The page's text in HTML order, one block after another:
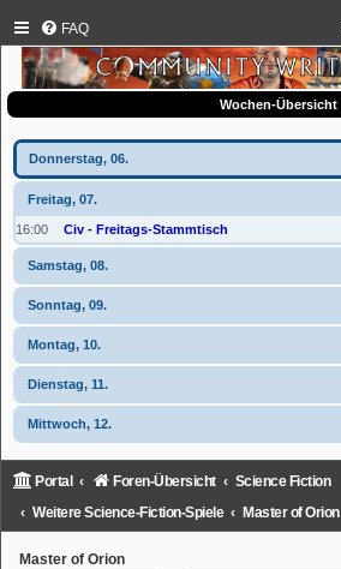
FAQ
Wochen-Übersicht
Donnerstag, 06.
Freitag, 07.
16:00 Civ - Freitags-Stammtisch
Samstag, 08.
Sonntag, 09.
Montag, 10.
Dienstag, 11.
Mittwoch, 12.
Portal Foren-Übersicht
Science Fiction
Weitere Science-Fiction-Spiele
Master of Orion
Master of Orion